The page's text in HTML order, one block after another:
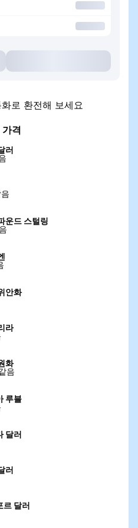
로 환전해 보세요
격
러
운드 스털링
안화
라
화
음
루블
달러
러
달러